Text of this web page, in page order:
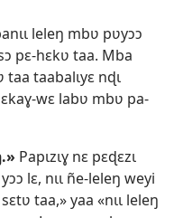
leleŋ mbʋ pʋyɔɔ
pɛ-hɛkʋ taa. Mba
taa taabalɩyɛ nɖɩ
ɛkaɣ-wɛ labʋ mbʋ pa-
Papɩzɩɣ nɛ pɛɖɛzɩ
lɛ, nɩɩ ñe-leleŋ weyi
taa,» yaa «nɩɩ leleŋ